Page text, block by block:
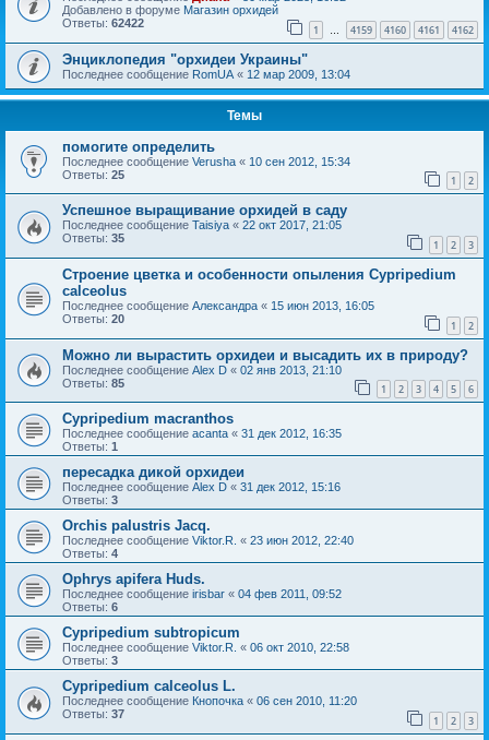
Добавлено в форуме Магазин орхидей
Ответы: 62422 1 … 4159 4160 4161 4162
Энциклопедия "орхидеи Украины"
Последнее сообщение RomUA « 12 мар 2009, 13:04
Темы
помогите определить
Последнее сообщение Verusha « 10 сен 2012, 15:34
Ответы: 25 1 2
Успешное выращивание орхидей в саду
Последнее сообщение Taisiya « 22 окт 2017, 21:05
Ответы: 35 1 2 3
Строение цветка и особенности опыления Cypripedium
calceolus
Последнее сообщение Александра « 15 июн 2013, 16:05
Ответы: 20 1 2
Можно ли вырастить орхидеи и высадить их в природу?
Последнее сообщение Alex D « 02 янв 2013, 21:10
Ответы: 85 1 2 3 4 5 6
Cypripedium macranthos
Последнее сообщение acanta « 31 дек 2012, 16:35
Ответы: 1
пересадка дикой орхидеи
Последнее сообщение Alex D « 31 дек 2012, 15:16
Ответы: 3
Orchis palustris Jacq.
Последнее сообщение Viktor.R. « 23 июн 2012, 22:40
Ответы: 4
Ophrys apifera Huds.
Последнее сообщение irisbar « 04 фев 2011, 09:52
Ответы: 6
Cypripedium subtropicum
Последнее сообщение Viktor.R. « 06 окт 2010, 22:58
Ответы: 3
Cypripedium calceolus L.
Последнее сообщение Кнопочка « 06 сен 2010, 11:20
Ответы: 37 1 2 3